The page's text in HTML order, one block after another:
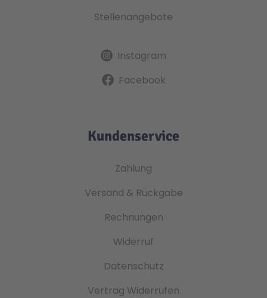
Stellenangebote
Instagram
Facebook
Kundenservice
Zahlung
Versand & Rückgabe
Rechnungen
Widerruf
Datenschutz
Vertrag Widerrufen